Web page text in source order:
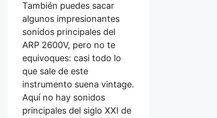
También puedes sacar
algunos impresionantes
sonidos principales del
ARP 2600V, pero no te
equivoques: casi todo lo
que sale de este
instrumento suena vintage.
Aquí no hay sonidos
principales del siglo XXI de